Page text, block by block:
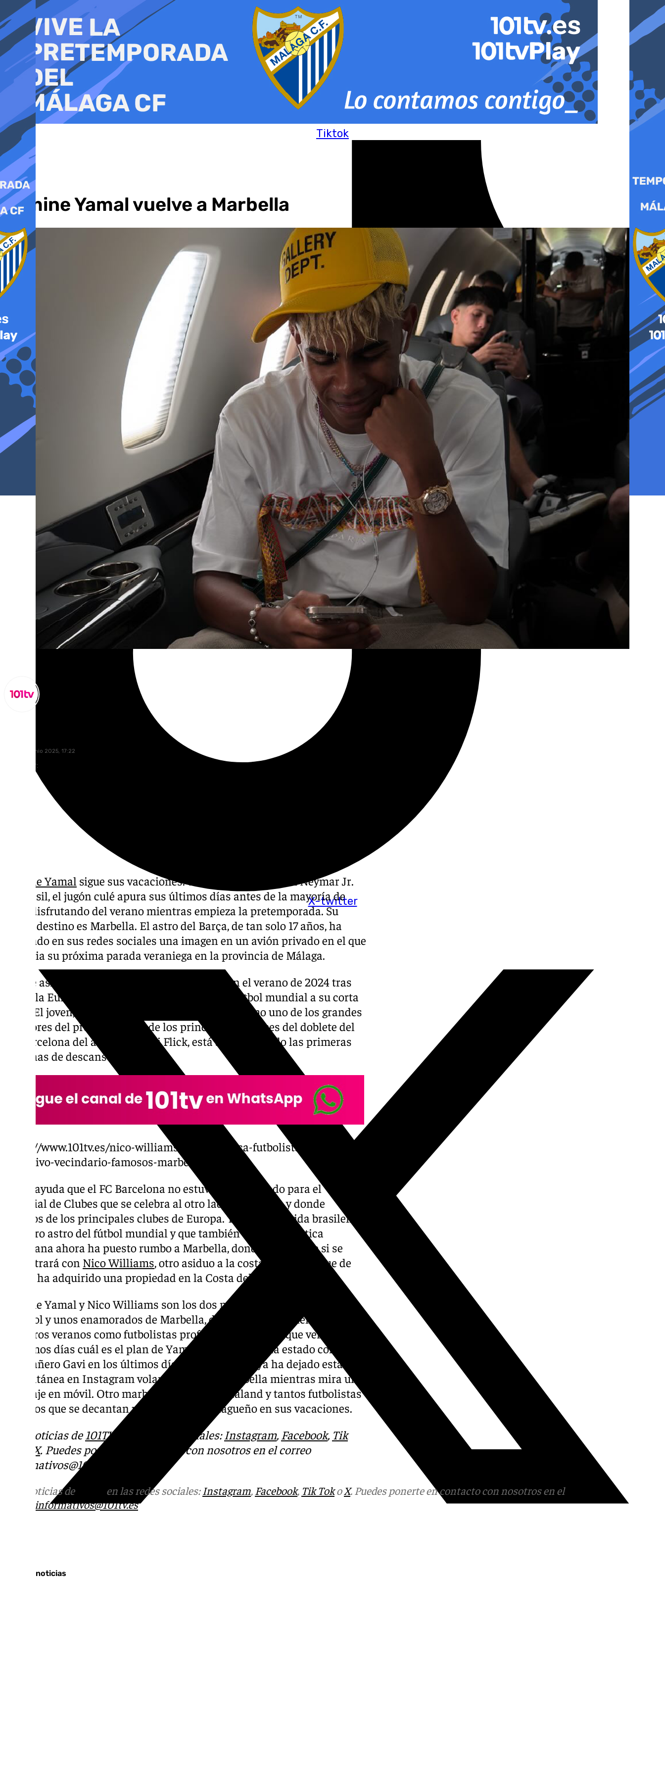
al
contenido
Tiktok
X-twitter
Lamine Yamal vuelve a Marbella
lunes, 30 junio 2025, 17:22
Compartir:
Lamine Yamal sigue sus vacaciones. Tras haber estado con Neymar Jr.
en Brasil, el jugón culé apura sus últimos días antes de la mayoría de
edad disfrutando del verano mientras empieza la pretemporada. Su
nuevo destino es Marbella. El astro del Barça, de tan solo 17 años, ha
posteado en sus redes sociales una imagen en un avión privado en el que
anuncia su próxima parada veraniega en la provincia de Málaga.
Vuelve así a la Costa del Sol, donde ya estuvo en el verano de 2024 tras
ganar la Eurocopa con España y conquistar al fútbol mundial a su corta
edad. El joven, que en este curso, ha descollado como uno de los grandes
jugadores del presente y uno de los principales artífices del doblete del
FC Barcelona del alemán Hansi Flick, está aprovechando las primeras
semanas de descanso.
https://www.101tv.es/nico-williams-sierra-blanca-futbolista-une-
exclusivo-vecindario-famosos-marbella/
A ello ayuda que el FC Barcelona no estuviera clasificado para el
Mundial de Clubes que se celebra al otro lado del charco y donde
algunos de los principales clubes de Europa. Tras vivir la vida brasileña
con otro astro del fútbol mundial y que también vistió la elástica
azulgrana ahora ha puesto rumbo a Marbella, donde quién sabe si se
encontrará con Nico Williams, otro asiduo a la costa marbellí y que de
hecho ha adquirido una propiedad en la Costa del Sol.
Lamine Yamal y Nico Williams son los dos nombres de moda del fútbol
español y unos enamorados de Marbella, donde están asistiendo en sus
primeros veranos como futbolistas profesionales. Habrá que ver en los
próximos días cuál es el plan de Yamal, que también ha estado con su
compañero Gavi en los últimos días. Por lo pronto, ya ha dejado esta
instantánea en Instagram volando rumbo a Marbella mientras mira un
mensaje en móvil. Otro marbellí más como Haaland y tantos futbolistas
famosos que se decantan por este oasis malagueño en sus vacaciones.
Más noticias de 101TVen las redes sociales: Instagram, Facebook, Tik
X. Puedes ponerte en contacto con nosotros en el correo
informativos@101tv.es
Más noticias de en las redes sociales: Instagram, Facebook, Tik TokoX. Puedes ponerte en contacto con nosotros en el
informativos@101tv.es
Últimas noticias